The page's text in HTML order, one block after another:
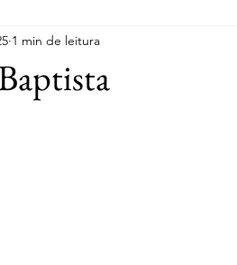
Bemposta
1 min de leitura